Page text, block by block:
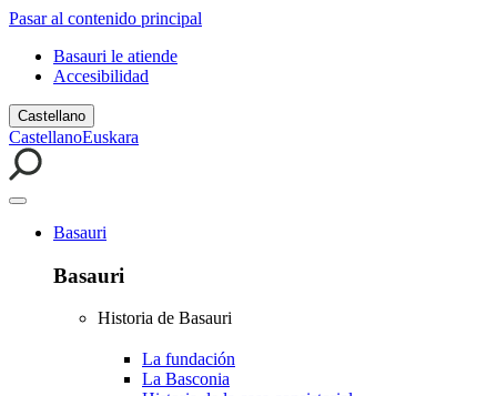
Pasar al contenido principal
Basauri le atiende
Accesibilidad
Castellano
CastellanoEuskara
Basauri
Basauri
Historia de Basauri
La fundación
La Basconia